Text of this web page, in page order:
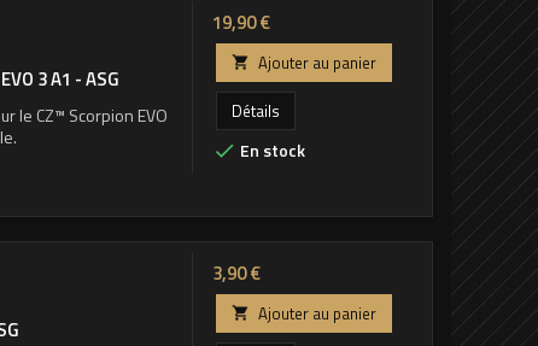
3 A1 - ASG
le CZ™ Scorpion EVO
Prix
19,90 €

Ajouter au panier
Détails
 En stock
Prix
3,90 €

Ajouter au panier